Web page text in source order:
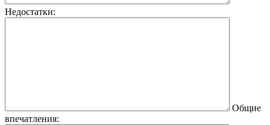
Недостатки:
Общие
впечатления: